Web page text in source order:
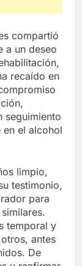
compartió
a un deseo
recaído en
seguimiento
en el alcohol
limpio,
testimonio,
para
temporal y
antes
De